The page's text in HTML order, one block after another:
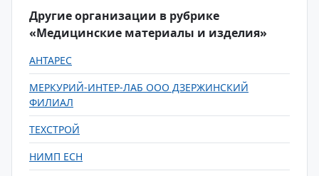
Другие организации в рубрике
«Медицинские материалы и изделия»
АНТАРЕС
МЕРКУРИЙ-ИНТЕР-ЛАБ ООО ДЗЕРЖИНСКИЙ
ФИЛИАЛ
ТЕХСТРОЙ
НИМП ЕСН